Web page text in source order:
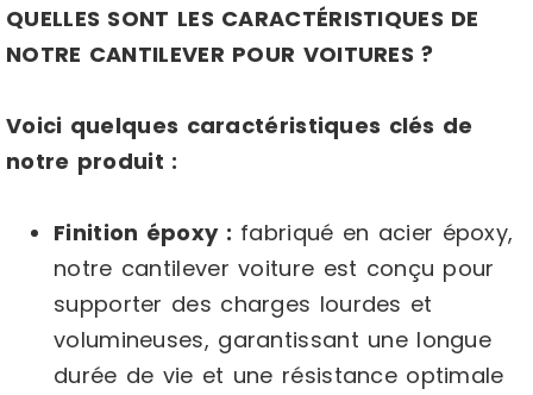
QUELLES SONT LES CARACTÉRISTIQUES DE
NOTRE CANTILEVER POUR VOITURES ?
Voici quelques caractéristiques clés de
notre produit :
Finition époxy : fabriqué en acier époxy,
notre cantilever voiture est conçu pour
supporter des charges lourdes et
volumineuses, garantissant une longue
durée de vie et une résistance optimale